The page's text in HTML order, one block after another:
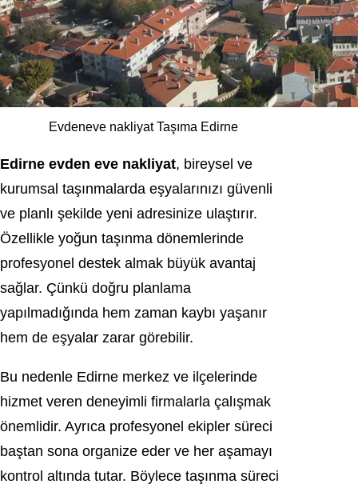
Evdeneve nakliyat Taşıma Edirne
Edirne evden eve nakliyat, bireysel ve
kurumsal taşınmalarda eşyalarınızı güvenli
ve planlı şekilde yeni adresinize ulaştırır.
Özellikle yoğun taşınma dönemlerinde
profesyonel destek almak büyük avantaj
sağlar. Çünkü doğru planlama
yapılmadığında hem zaman kaybı yaşanır
hem de eşyalar zarar görebilir.
Bu nedenle Edirne merkez ve ilçelerinde
hizmet veren deneyimli firmalarla çalışmak
önemlidir. Ayrıca profesyonel ekipler süreci
baştan sona organize eder ve her aşamayı
kontrol altında tutar. Böylece taşınma süreci